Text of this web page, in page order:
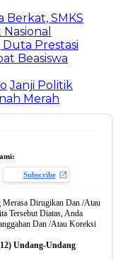
Berkat, SMKS
Duta Prestasi
Beasiswa
Janji Politik
Merah
Subscribe
Dirugikan Dan /Atau
Tersebut Diatas, Anda
Dan /Atau Koreksi
Undang-Undang